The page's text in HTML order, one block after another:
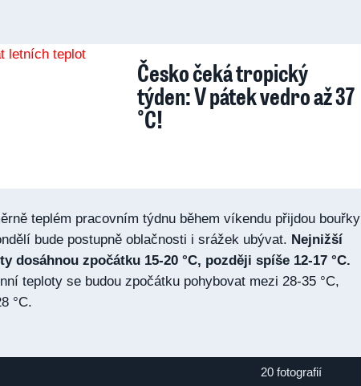
Česko čeká tropický
týden: V pátek vedro až 37
°C!
teplém pracovním týdnu během víkendu přijdou bouřky
bude postupně oblačnosti i srážek ubývat. Nejnižší
dosáhnou zpočátku 15-20 °C, později spíše 12-17 °C.
teploty se budou zpočátku pohybovat mezi 28-35 °C,
°C.
20 fotografií